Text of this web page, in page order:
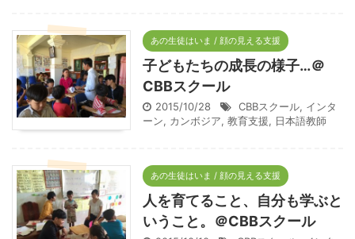
あの生徒はいま / 顔の見える支援
子どもたちの成長の様子…＠
CBBスクール
2015/10/28 CBBスクール, インタ
ーン, カンボジア, 教育支援, 日本語教師
あの生徒はいま / 顔の見える支援
人を育てること、自分も学ぶと
いうこと。＠CBBスクール